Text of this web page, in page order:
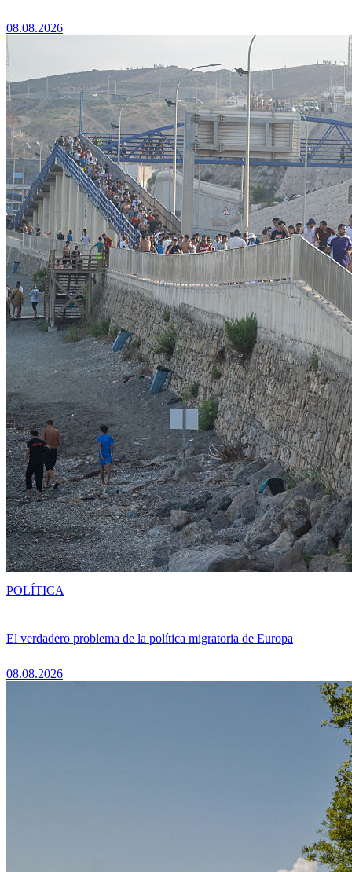
08.08.2026
El verdadero problema de la política migratoria de Europa
08.08.2026
POLÍTICA